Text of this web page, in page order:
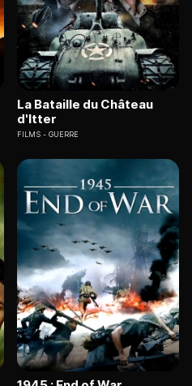
La Bataille du Château
d'Itter
FILMS GUERRE